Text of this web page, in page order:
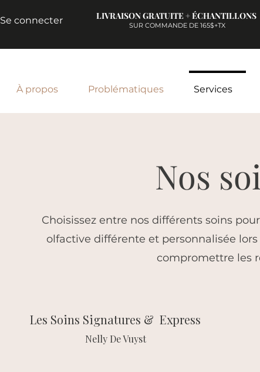
LIVRAISON GRATUITE + ÉCHANTILLONS
SUR COMMANDE DE 165$+TX​
Se connecter
À propos Problématiques Services
Nos
Choisissez entre nos différents soins
olfactive différente et personnalisée
compromettre les
Les Soins Signatures & Express
Nelly De Vuyst